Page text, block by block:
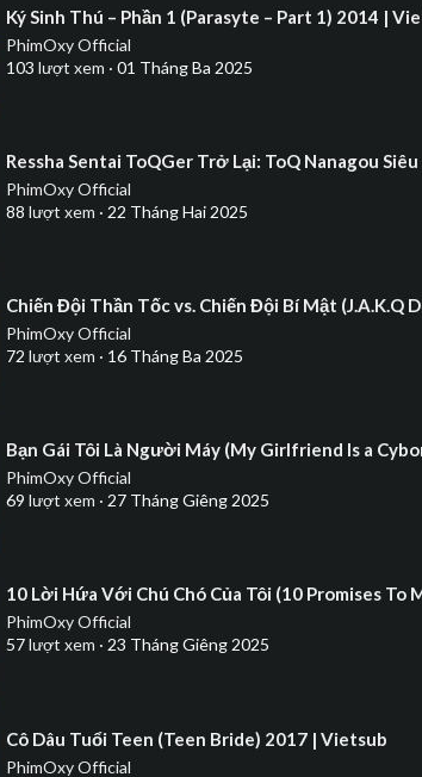
⁣Ký Sinh Thú – Phần 1 (Parasyte – Part 1) 2014 |
PhimOxy Official
103 lượt xem · 01 Tháng Ba 2025
⁣Ressha Sentai ToQGer Trở Lại: ToQ Nanagou
PhimOxy Official
88 lượt xem · 22 Tháng Hai 2025
⁣Chiến Đội Thần Tốc vs. Chiến Đội Bí Mật (J.A.K.Q
PhimOxy Official
72 lượt xem · 16 Tháng Ba 2025
⁣Bạn Gái Tôi Là Người Máy (My Girlfriend Is a
PhimOxy Official
69 lượt xem · 27 Tháng Giêng 2025
⁣10 Lời Hứa Với Chú Chó Của Tôi (10 Promises To
PhimOxy Official
57lượt xem · 23 Tháng Giêng 2025
⁣Cô Dâu Tuổi Teen (Teen Bride) 2017 | Vietsub
PhimOxy Official